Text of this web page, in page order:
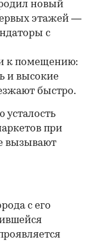
новый
этажей —
с
к помещению:
и высокие
быстро.
усталость
при
вызывают
с его